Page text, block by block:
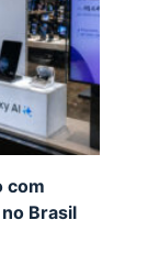
com
Brasil